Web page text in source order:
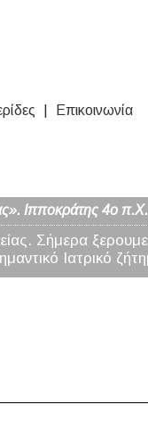
Επικοινωνία
Ιπποκράτης 4ο
Σήμερα ξερουμε
Ιατρικό